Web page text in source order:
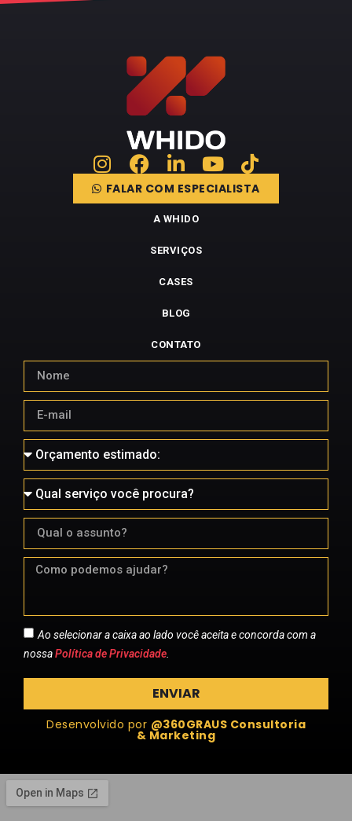
FALAR COM ESPECIALISTA
A WHIDO
SERVIÇOS
CASES
BLOG
CONTATO
Ao selecionar a caixa ao lado você aceita e concorda com a
nossaPolítica de Privacidade
ENVIAR
Desenvolvido por @360GRAUS Consultoria
& Marketing